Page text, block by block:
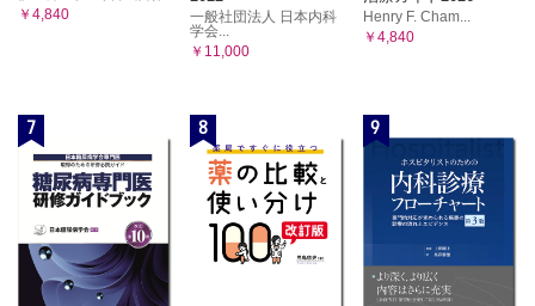
￥4,840
一般社団法人 日本内科
学会...
￥11,000
Henry F. Cham...
￥4,840
7 8 9